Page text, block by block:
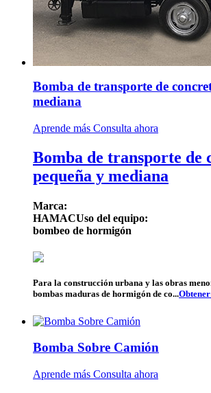
Bomba de transporte de
mediana
Aprende más Consulta ahora
Bomba de transporte de
pequeña y mediana
Marca:
HAMACUso del equipo:
bombeo de hormigón
Para la construcción urbana y las obras
bombas maduras de hormigón de co...
Bomba Sobre Camión
Aprende más Consulta ahora